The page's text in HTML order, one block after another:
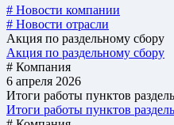
# Новости компании
# Новости отрасли
Акция по раздельному сбору
Акция по раздельному сбору
# Компания
6 апреля 2026
Итоги работы пунктов
Итоги работы пунктов